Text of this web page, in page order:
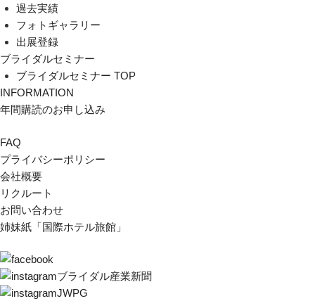
過去実績
フォトギャラリー
出展登録
ブライダルセミナー
ブライダルセミナー TOP
INFORMATION
年間購読のお申し込み
FAQ
プライバシーポリシー
会社概要
リクルート
お問い合わせ
姉妹紙「国際ホテル旅館」
ブライダル産業新聞
JWPG